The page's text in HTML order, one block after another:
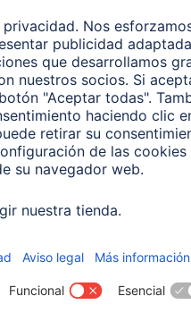
extremadamente rápida.